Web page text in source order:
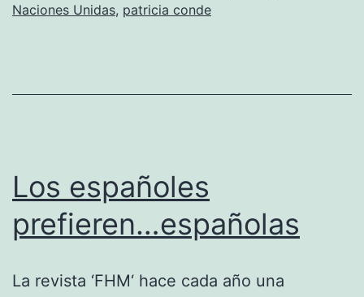
Naciones Unidas, patricia conde
Los españoles
prefieren…españolas
La revista ‘FHM‘ hace cada año una